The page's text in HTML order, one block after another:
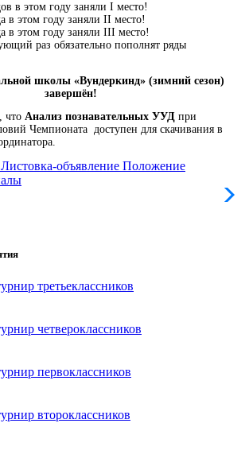
в этом году заняли I место!
в этом году заняли II место!
в этом году заняли III место!
раз обязательно пополнят ряды
школы «Вундеркинд» (зимний сезон)
завершён!
что Анализ познавательных УУД при
Чемпионата доступен для скачивания в
Листовка-объявление Положение
третьеклассников
четвероклассников
первоклассников
второклассников